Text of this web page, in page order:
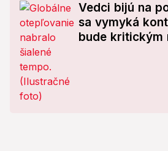
Vedci bijú na
sa vymyká
bude kritickým